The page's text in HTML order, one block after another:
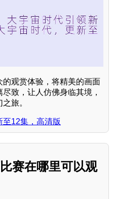
观赏体验，将精美的画面
致，让人仿佛身临其境，
旅。
至12集，高清版
赛在哪里可以观